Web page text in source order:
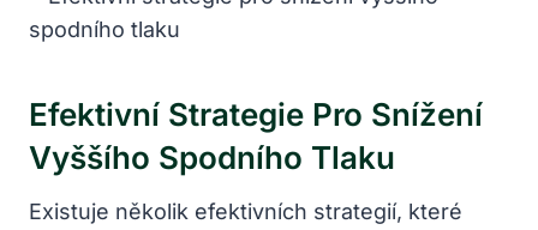
Efektivní Strategie Pro Snížení
Vyššího Spodního Tlaku
Existuje několik efektivních strategií, které